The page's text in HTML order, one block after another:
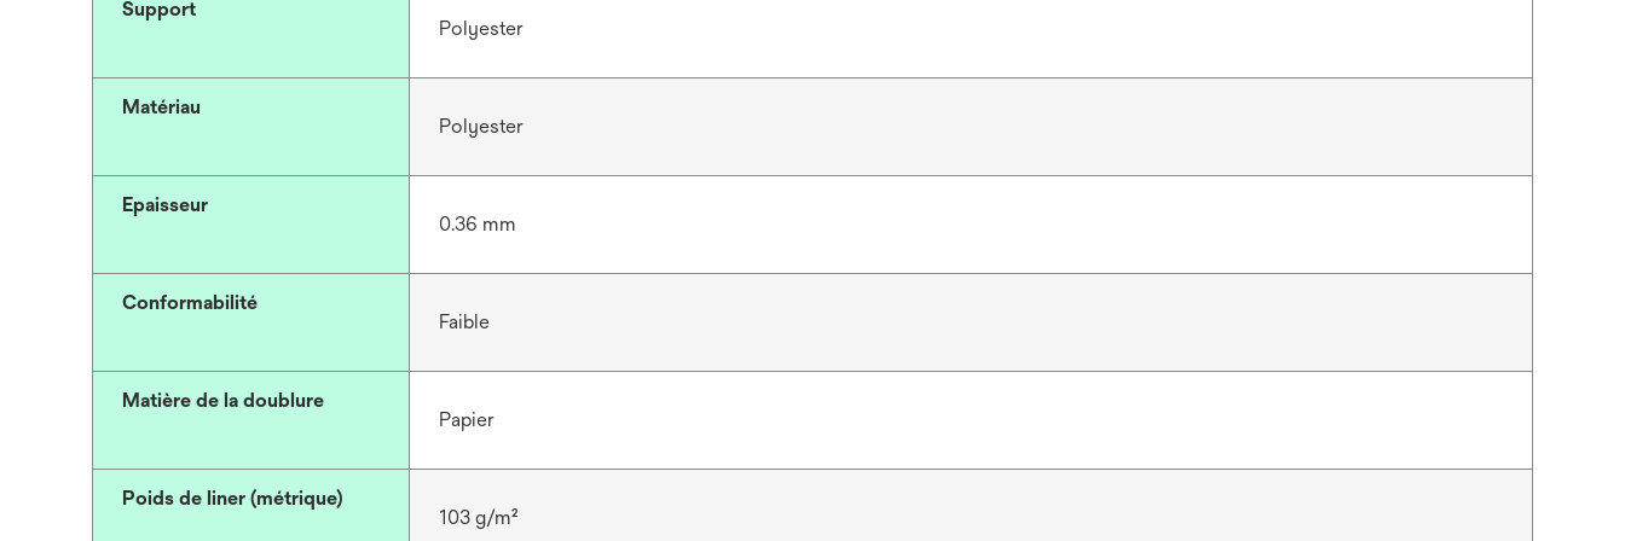
Support
Polyester
Matériau
Polyester
Epaisseur
0.36 mm
Conformabilité
Faible
Matière de la doublure
Papier
Poids de liner (métrique)
103 g/m²